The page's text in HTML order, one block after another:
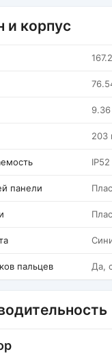
и корпус
203
IP52
панели
пальцев Да,